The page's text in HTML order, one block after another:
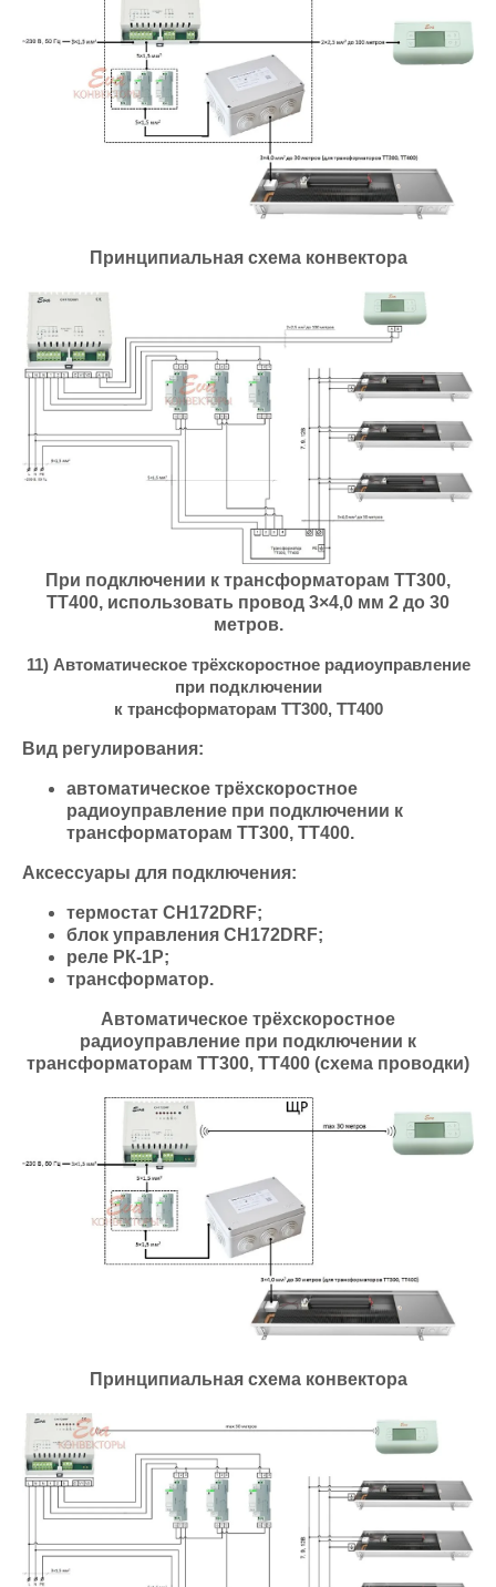
Принципиальная схема конвектора
При подключении к трансформаторам ТТ300,
ТТ400, использовать провод 3×4,0 мм 2 до 30
метров.
11) Автоматическое трёхскоростное радиоуправление
при подключении
к трансформаторам ТТ300, ТТ400
Вид регулирования:
автоматическое трёхскоростное
радиоуправление при подключении к
трансформаторам ТТ300, ТТ400.
Аксессуары для подключения:
термостат СН172DRF;
блок управления СН172DRF;
реле РК-1Р;
трансформатор.
Автоматическое трёхскоростное
радиоуправление при подключении к
трансформаторам ТТ300, ТТ400 (схема проводки)
Принципиальная схема конвектора